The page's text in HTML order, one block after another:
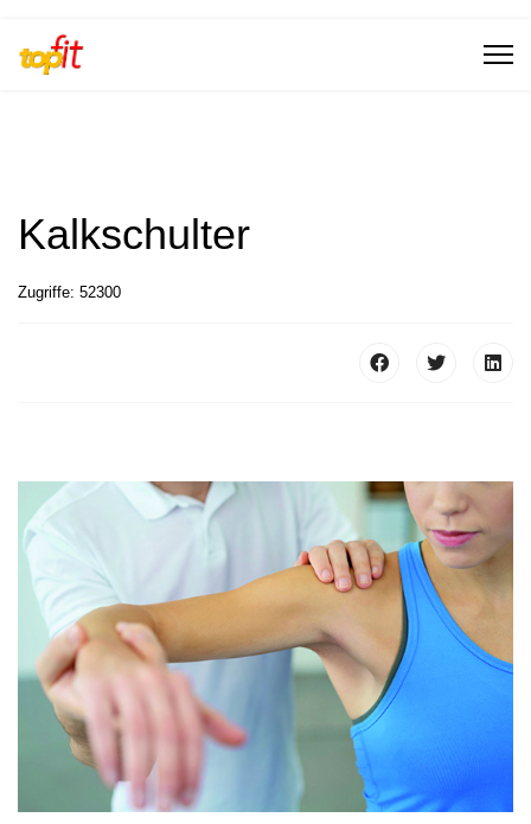
Kalkschulter
Zugriffe: 52300